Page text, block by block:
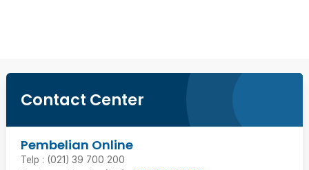
Contact Center
Pembelian Online
Telp : (021) 39 700 200